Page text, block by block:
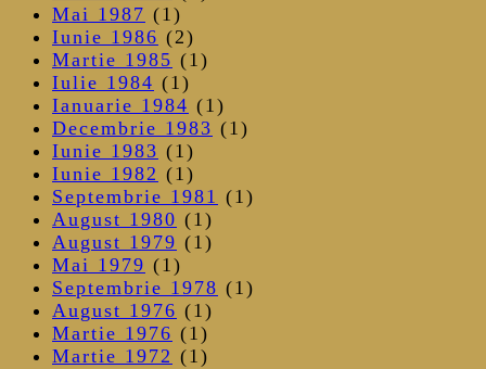
Mai 1987 (1)
Iunie 1986 (2)
Martie 1985 (1)
Iulie 1984 (1)
Ianuarie 1984 (1)
Decembrie 1983 (1)
Iunie 1983 (1)
Iunie 1982 (1)
Septembrie 1981 (1)
August 1980 (1)
August 1979 (1)
Mai 1979 (1)
Septembrie 1978 (1)
August 1976 (1)
Martie 1976 (1)
Martie 1972 (1)